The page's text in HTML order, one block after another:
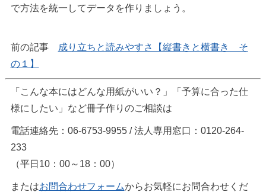
で方法を統一してデータを作りましょう。
前の記事
成り立ちと読みやすさ【縦書きと横書き そ
の１】
「こんな本にはどんな用紙がいい？」「予算に合った仕
様にしたい」など冊子作りのご相談は
電話連絡先：06-6753-9955 / 法人専用窓口：0120-264-
233
（平日10：00～18：00）
またはお問合わせフォームからお気軽にお問合わせくだ